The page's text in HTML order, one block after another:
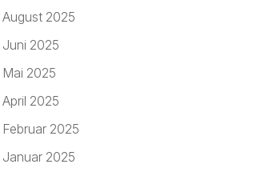
August 2025
Juni 2025
Mai 2025
April 2025
Februar 2025
Januar 2025